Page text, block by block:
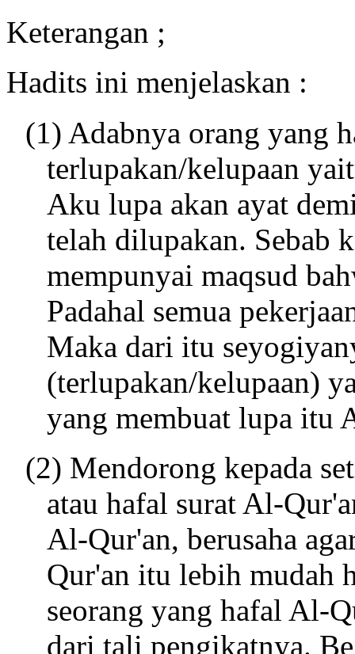
Keterangan ;
Hadits ini menjelaskan :
(1) Adabnya orang yang
terlupakan/kelupaan
Aku lupa akan ayat
telah dilupakan. Sebab
mempunyai maqsud
Padahal semua
Maka dari itu
(terlupakan/kelupaan)
yang membuat lupa itu
(2) Mendorong kepada
atau hafal surat Al-
Al-Qur'an, berusaha
Qur'an itu lebih mudah
seorang yang hafal Al-
dari tali pengikatnya.